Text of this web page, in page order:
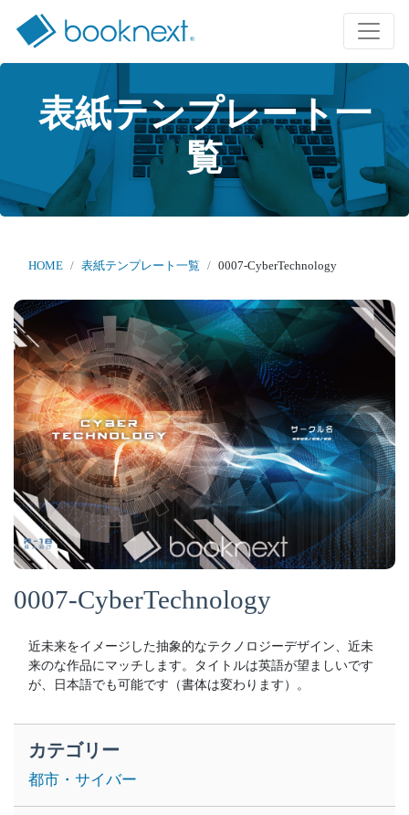
表紙テンプレート一
覧
HOME 表紙テンプレート一覧 0007-CyberTechnology
0007-CyberTechnology
近未来をイメージした抽象的なテクノロジーデザイン、近未
来のな作品にマッチします。タイトルは英語が望ましいです
が、日本語でも可能です（書体は変わります）。
カテゴリー
都市・サイバー